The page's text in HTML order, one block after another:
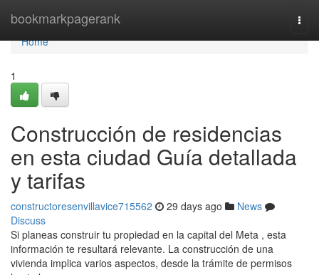
bookmarkpagerank
Home
Home
1
Construcción de residencias
en esta ciudad Guía detallada
y tarifas
constructoresenvillavice715562 29 days ago
News
Discuss
Si planeas construir tu propiedad en la capital del Meta , esta
información te resultará relevante. La construcción de una
vivienda implica varios aspectos, desde la trámite de permisos